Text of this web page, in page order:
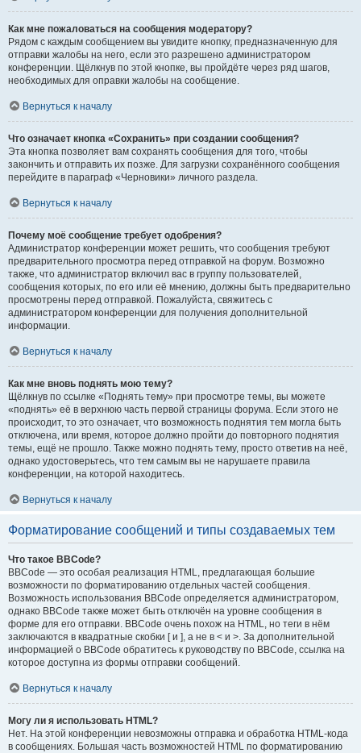
Как мне пожаловаться на сообщения модератору?
Рядом с каждым сообщением вы увидите кнопку, предназначенную для
отправки жалобы на него, если это разрешено администратором
конференции. Щёлкнув по этой кнопке, вы пройдёте через ряд шагов,
необходимых для оправки жалобы на сообщение.
Вернуться к началу
Что означает кнопка «Сохранить» при создании сообщения?
Эта кнопка позволяет вам сохранять сообщения для того, чтобы
закончить и отправить их позже. Для загрузки сохранённого сообщения
перейдите в параграф «Черновики» личного раздела.
Вернуться к началу
Почему моё сообщение требует одобрения?
Администратор конференции может решить, что сообщения требуют
предварительного просмотра перед отправкой на форум. Возможно
также, что администратор включил вас в группу пользователей,
сообщения которых, по его или её мнению, должны быть предварительно
просмотрены перед отправкой. Пожалуйста, свяжитесь с
администратором конференции для получения дополнительной
информации.
Вернуться к началу
Как мне вновь поднять мою тему?
Щёлкнув по ссылке «Поднять тему» при просмотре темы, вы можете
«поднять» её в верхнюю часть первой страницы форума. Если этого не
происходит, то это означает, что возможность поднятия тем могла быть
отключена, или время, которое должно пройти до повторного поднятия
темы, ещё не прошло. Также можно поднять тему, просто ответив на неё,
однако удостоверьтесь, что тем самым вы не нарушаете правила
конференции, на которой находитесь.
Вернуться к началу
Форматирование сообщений и типы создаваемых тем
Что такое BBCode?
BBCode — это особая реализация HTML, предлагающая большие
возможности по форматированию отдельных частей сообщения.
Возможность использования BBCode определяется администратором,
однако BBCode также может быть отключён на уровне сообщения в
форме для его отправки. BBCode очень похож на HTML, но теги в нём
заключаются в квадратные скобки [ и ], а не в < и >. За дополнительной
информацией о BBCode обратитесь к руководству по BBCode, ссылка на
которое доступна из формы отправки сообщений.
Вернуться к началу
Могу ли я использовать HTML?
Нет. На этой конференции невозможны отправка и обработка HTML-кода
в сообщениях. Большая часть возможностей HTML по форматированию